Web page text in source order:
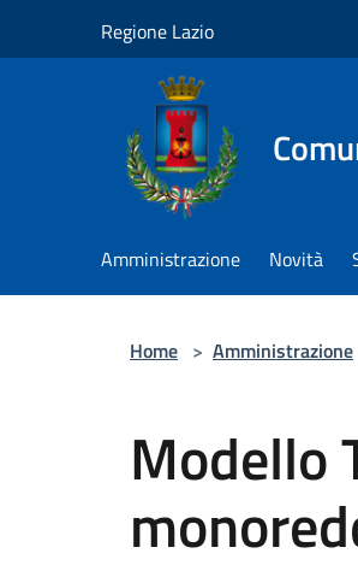
Regione Lazio
Amministrazione Novità
Home > Amministrazione
Modello